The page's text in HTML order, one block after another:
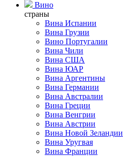
Вино
страны
Вина Испании
Вина Грузии
Вино Португалии
Вина Чили
Вина США
Вина ЮАР
Вина Аргентины
Вина Германии
Вина Австралии
Вина Греции
Вина Венгрии
Вина Австрии
Вина Новой Зеландии
Вина Уругвая
Вина Франции